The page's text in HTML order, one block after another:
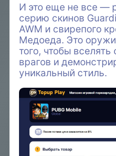
И это еще не все —
серию скинов
AWM и свирепого
Медоеда. Это
того, чтобы
врагов и
уникальный стиль.